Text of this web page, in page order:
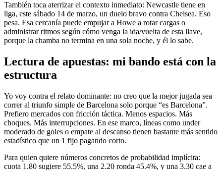
También toca aterrizar el contexto inmediato: Newcastle tiene en
liga, este sábado 14 de marzo, un duelo bravo contra Chelsea. Eso
pesa. Esa cercanía puede empujar a Howe a rotar cargas o
administrar ritmos según cómo venga la ida/vuelta de esta llave,
porque la chamba no termina en una sola noche, y él lo sabe.
Lectura de apuestas: mi bando está con la
estructura
Yo voy contra el relato dominante: no creo que la mejor jugada sea
correr al triunfo simple de Barcelona solo porque “es Barcelona”.
Prefiero mercados con fricción táctica. Menos espacios. Más
choques. Más interrupciones. En ese marco, líneas como under
moderado de goles o empate al descanso tienen bastante más sentido
estadístico que un 1 fijo pagando corto.
Para quien quiere números concretos de probabilidad implícita:
cuota 1.80 sugiere 55.5%, una 2.20 ronda 45.4%, y una 3.30 cae a